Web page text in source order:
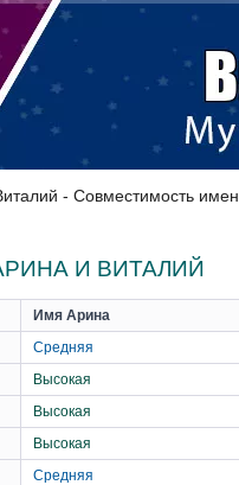
- Совместимость имен
И ВИТАЛИЙ
Имя Арина
Средняя
Высокая
Высокая
Высокая
Средняя